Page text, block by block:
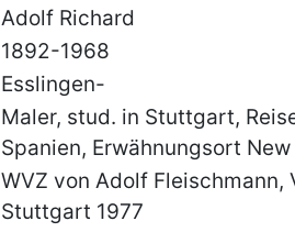
Adolf Richard
1892-1968
Esslingen-
Maler, stud. in Stuttgart,
Spanien, Erwähnungsort
WVZ von Adolf Fleischmann,
Stuttgart 1977